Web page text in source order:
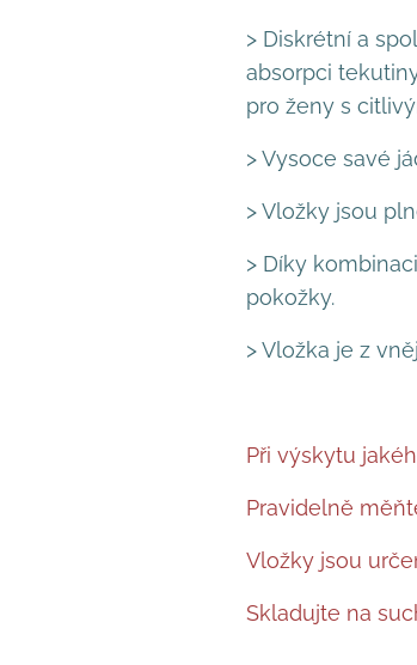
> Diskrétní a
absorpci
pro ženy s
> Vysoce savé
> Vložky jsou
> Díky
pokožky.
> Vložka je z
Při výskytu
Pravidelně
Vložky jsou
Skladujte na